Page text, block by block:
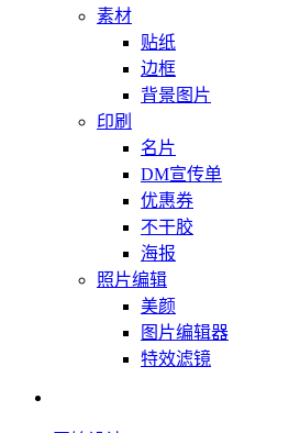
素材
贴纸
边框
背景图片
印刷
名片
DM宣传单
优惠券
不干胶
海报
照片编辑
美颜
图片编辑器
特效滤镜